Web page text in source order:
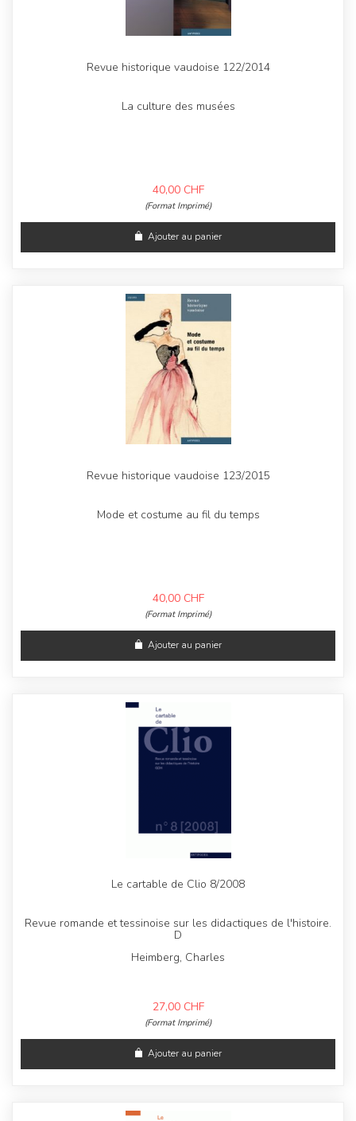
Revue historique vaudoise 122/2014
La culture des musées
40,00 CHF
(Format Imprimé)
Ajouter au panier
Revue historique vaudoise 123/2015
Mode et costume au fil du temps
40,00 CHF
(Format Imprimé)
Ajouter au panier
Le cartable de Clio 8/2008
Revue romande et tessinoise sur les didactiques de l'histoire.
D
Heimberg, Charles
27,00 CHF
(Format Imprimé)
Ajouter au panier